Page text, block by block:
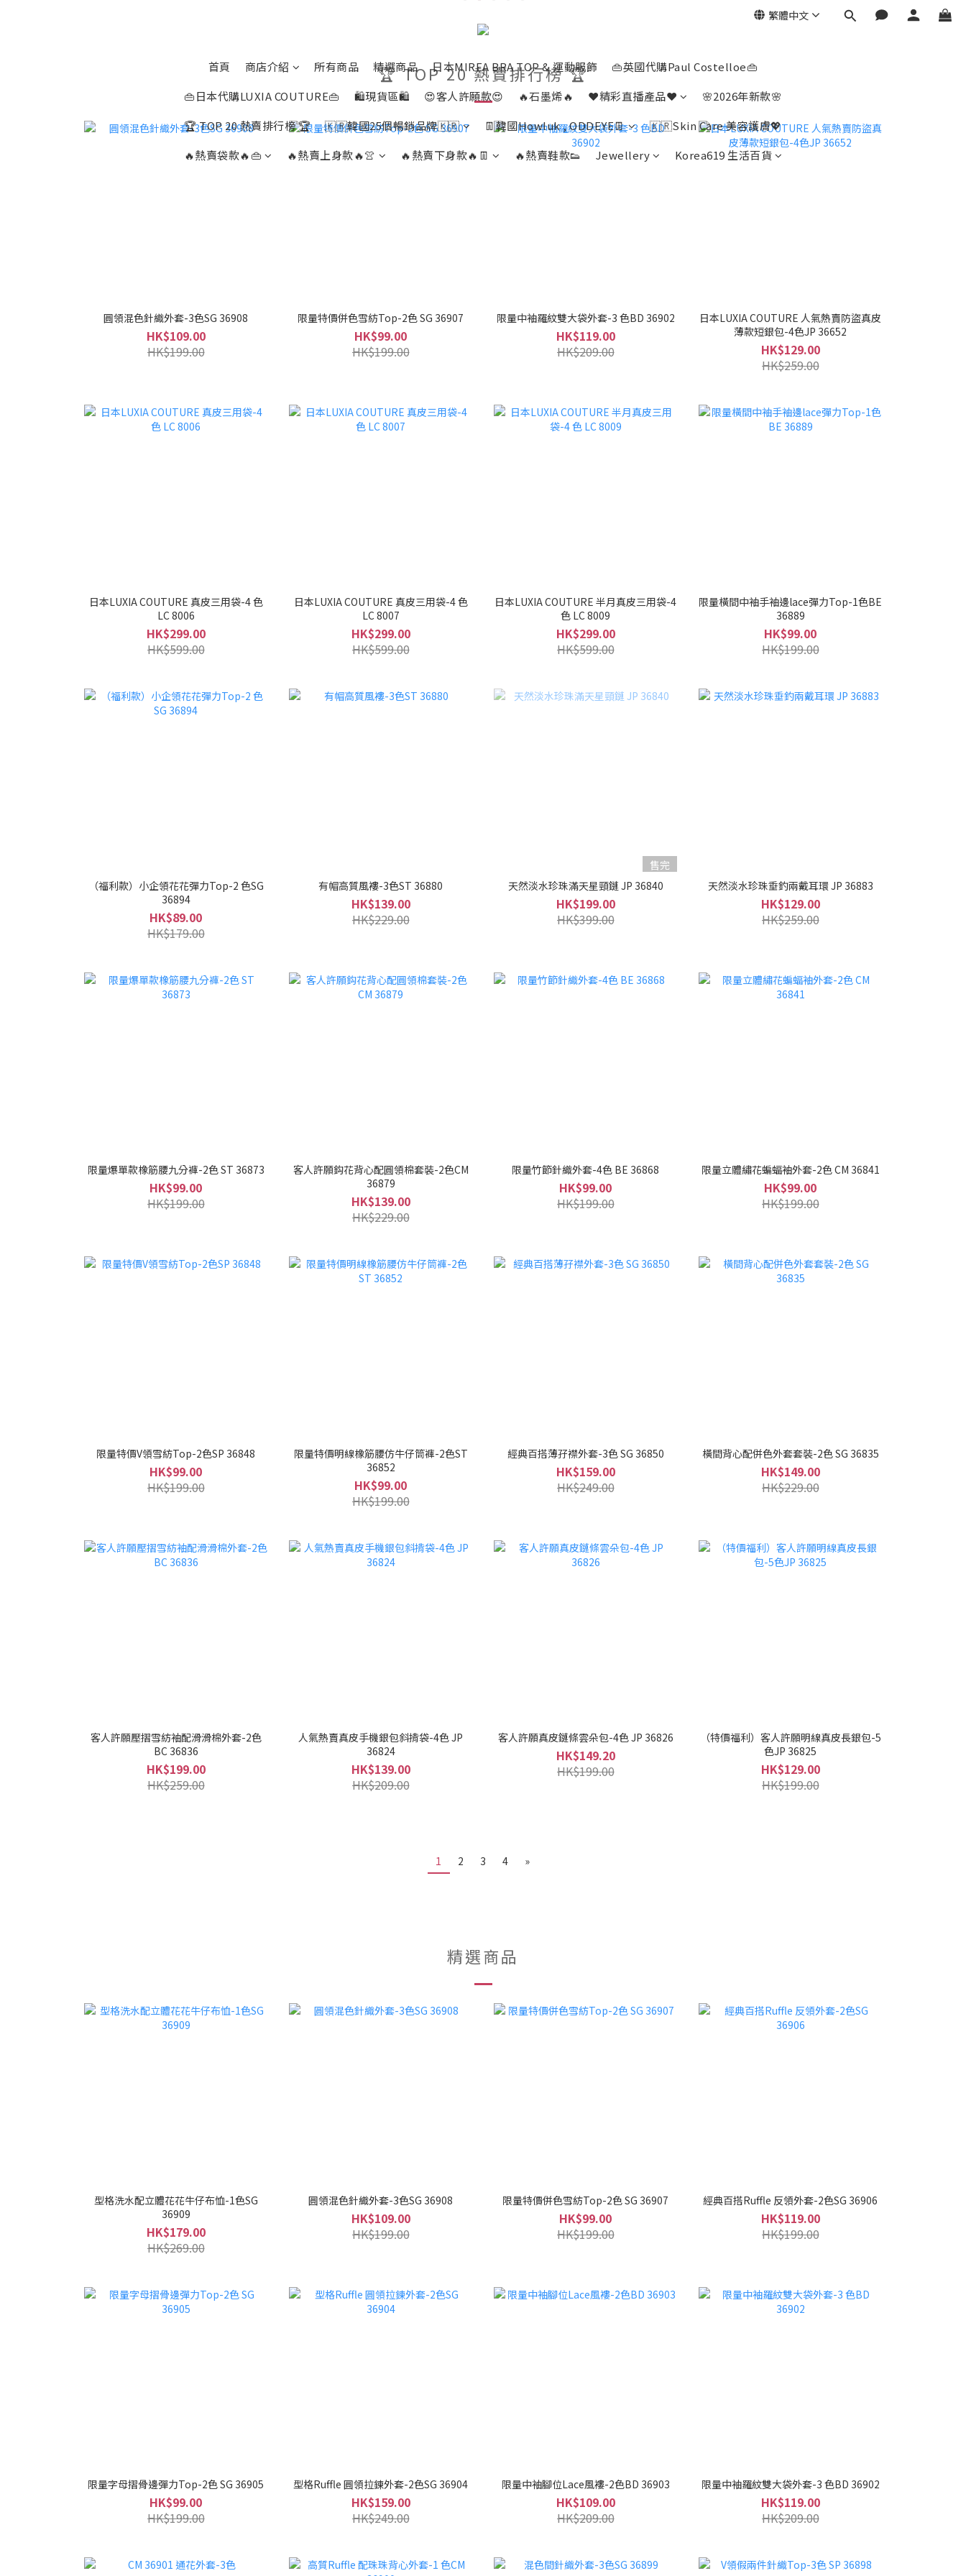
繁體中文
首頁 商店介紹 所有商品 精選商品 日本MIREA BRA TOP & 運動服飾
👜英國代購Paul Costelloe👜
👜日本代購LUXIA COUTURE👜
🛍️現貨區🛍️ 😍客人許願款😍 🔥石墨烯🔥 ❤️精彩直播產品❤️
🌸2026年新款🌸
🏆 TOP 20 熱賣排行榜 🏆
🇰🇷韓國25個暢銷品牌🇰🇷 👖韓國Howluk , ODDEYE👖
🇰🇷Skin Care 美容護膚💖
🔥熱賣袋款🔥👜
🔥熱賣上身款🔥👚 🔥熱賣下身款🔥👖 🔥熱賣鞋款👟 Jewellery Korea619 生活百貨
🏆 TOP 20 熱賣排行榜 🏆
圓領混色針織外套-3色SG 36908
HK$109.00
HK$199.00
限量特價併色雪紡Top-2色 SG 36907
HK$99.00
HK$199.00
限量中袖羅紋雙大袋外套-3 色BD 36902
HK$119.00
HK$209.00
日本LUXIA COUTURE 人氣熱賣防盜真皮
薄款短銀包-4色JP 36652
HK$129.00
HK$259.00
日本LUXIA COUTURE 真皮三用袋-4 色
LC 8006
HK$299.00
HK$599.00
日本LUXIA COUTURE 真皮三用袋-4 色
LC 8007
HK$299.00
HK$599.00
日本LUXIA COUTURE 半月真皮三用袋-4
色 LC 8009
HK$299.00
HK$599.00
限量橫間中袖手袖邊lace彈力Top-1色BE
36889
HK$99.00
HK$199.00
（福利款）小企領花花彈力Top-2 色SG
36894
HK$89.00
HK$179.00
有帽高質風褸-3色ST 36880
HK$139.00
HK$229.00
售完
天然淡水珍珠滿天星頸鏈 JP 36840
HK$199.00
HK$399.00
天然淡水珍珠垂釣兩戴耳環 JP 36883
HK$129.00
HK$259.00
限量爆單款橡筋腰九分褲-2色 ST 36873
HK$99.00
HK$199.00
客人許願鈎花背心配圓領棉套裝-2色CM
36879
HK$139.00
HK$229.00
限量竹節針織外套-4色 BE 36868
HK$99.00
HK$199.00
限量立體繡花蝙蝠袖外套-2色 CM 36841
HK$99.00
HK$199.00
限量特價V領雪紡Top-2色SP 36848
HK$99.00
HK$199.00
限量特價明線橡筋腰仿牛仔筒褲-2色ST
36852
HK$99.00
HK$199.00
經典百搭薄孖襟外套-3色 SG 36850
HK$159.00
HK$249.00
橫間背心配併色外套套裝-2色 SG 36835
HK$149.00
HK$229.00
客人許願壓摺雪紡袖配滑滑棉外套-2色
BC 36836
HK$199.00
HK$259.00
人氣熱賣真皮手機銀包斜揹袋-4色 JP
36824
HK$139.00
HK$209.00
客人許願真皮鏈條雲朵包-4色 JP 36826
HK$149.20
HK$199.00
（特價福利）客人許願明線真皮長銀包-5
色JP 36825
HK$129.00
HK$199.00
1 2 3 4 »
精選商品
型格洗水配立體花花牛仔布恤-1色SG
36909
HK$179.00
HK$269.00
圓領混色針織外套-3色SG 36908
HK$109.00
HK$199.00
限量特價併色雪紡Top-2色 SG 36907
HK$99.00
HK$199.00
經典百搭Ruffle 反領外套-2色SG 36906
HK$119.00
HK$199.00
限量字母摺骨邊彈力Top-2色 SG 36905
HK$99.00
HK$199.00
型格Ruffle 圓領拉鍊外套-2色SG 36904
HK$159.00
HK$249.00
限量中袖腳位Lace風褸-2色BD 36903
HK$109.00
HK$209.00
限量中袖羅紋雙大袋外套-3 色BD 36902
HK$119.00
HK$209.00